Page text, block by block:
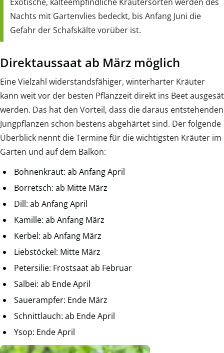
Nachts mit Gartenvlies bedeckt, bis Anfang Juni die
Gefahr der Schafskälte vorüber ist.
Direktaussaat ab März möglich
Eine Vielzahl widerstandsfähiger, winterharter Kräuter
kann weit vor der besten Pflanzzeit direkt ins Beet ausgesät
werden. Das hat den Vorteil, dass die daraus entstehenden
Jungpflanzen schon bestens abgehärtet sind. Der folgende
Überblick nennt die Termine für die wichtigsten Kräuter im
Garten und auf dem Balkon:
Bohnenkraut: ab Anfang April
Borretsch: ab Mitte März
Dill: ab Anfang April
Kamille: ab Anfang März
Kerbel: ab Anfang März
Liebstöckel: Mitte März
Petersilie: Frostsaat ab Februar
Salbei: ab Ende April
Sauerampfer: Ende März
Schnittlauch: ab Ende April
Ysop: Ende April